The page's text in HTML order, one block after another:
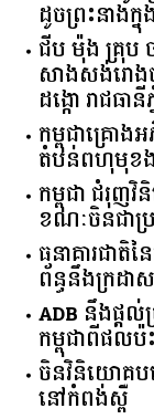
ដូចព្រះនាងក្
ជីប ម៉ុង គ្រុប
សាងសង់រោង
ដង្កោ រាជធា
កម្ពុជា​គ្រោង​
តំបន់​ពហុ​មុខង
កម្ពុជា​ ​ជំរុញ​
ខណៈ​ចិន​ជា​ប្
ធនាគារ​ជាតិ​
ព័ន្ធ​នឹង​ក្រដា
ADB​ ​នឹង​ផ្តល់​
កម្ពុជា​ពី​ផលប៉
ចិនវិនិយោគប
នៅកំពង់ស្ពឺ